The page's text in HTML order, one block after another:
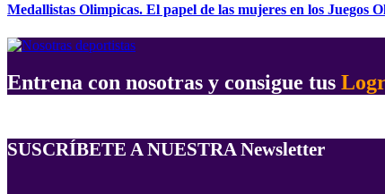
Medallistas Olimpicas. El papel de las mujeres en los Juegos
Entrena con nosotras y consigue tus
SUSCRÍBETE A NUESTRA Newsletter